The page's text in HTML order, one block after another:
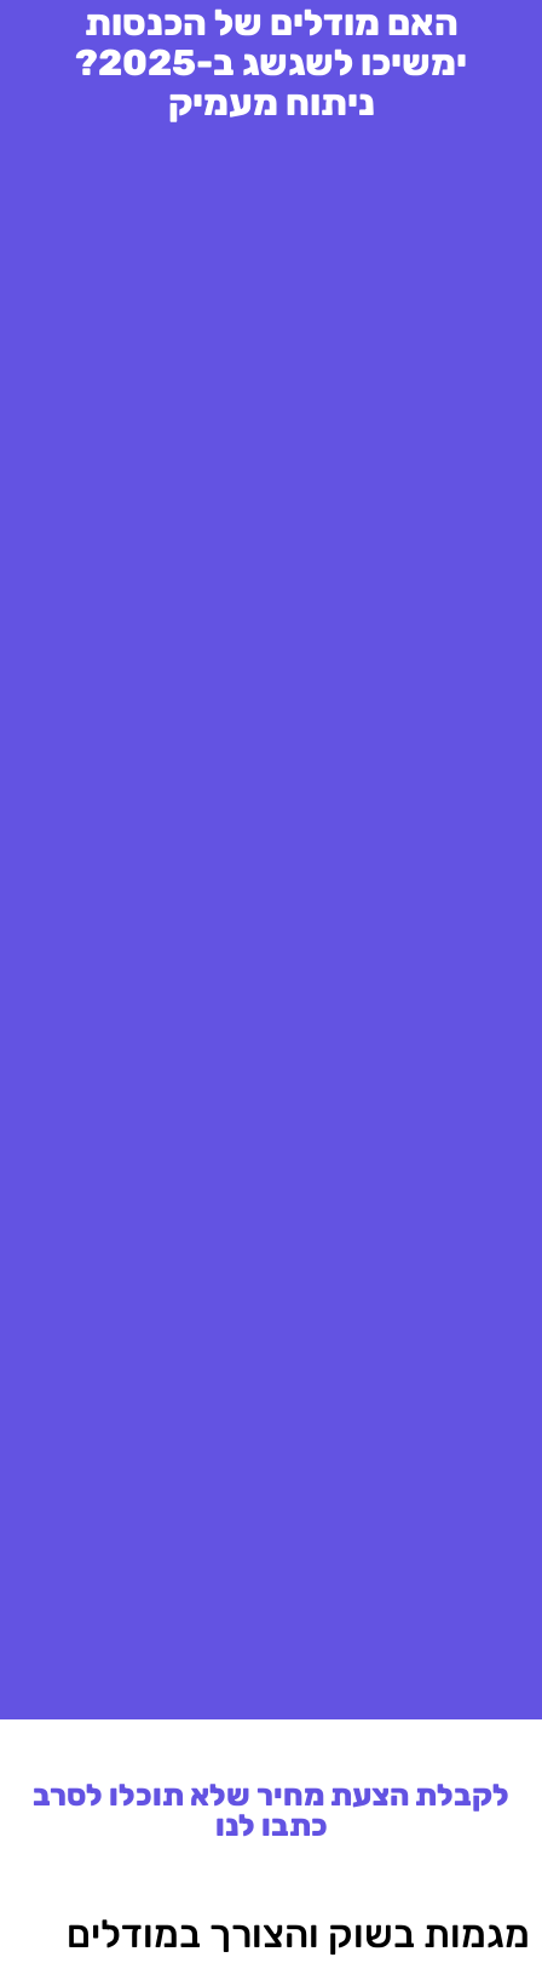
האם מודלים של הכנסות
ימשיכו לשגשג ב-2025?
ניתוח מעמיק
לקבלת הצעת מחיר שלא תוכלו לסרב
כתבו לנו
מגמות בשוק והצורך במודלים